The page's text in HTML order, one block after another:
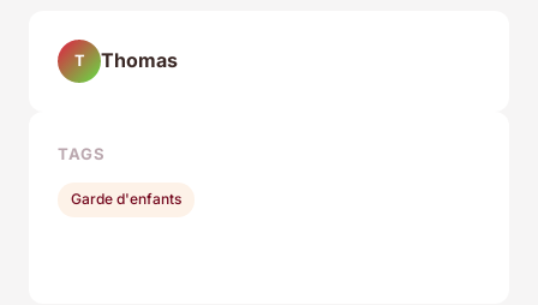
T Thomas
TAGS
Garde d'enfants